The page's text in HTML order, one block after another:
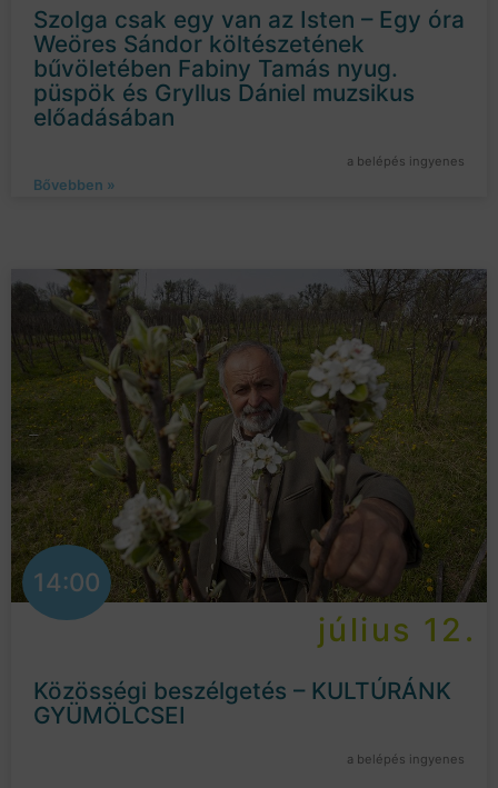
Szolga csak egy van az Isten – Egy óra
Weöres Sándor költészetének
bűvöletében Fabiny Tamás nyug.
püspök és Gryllus Dániel muzsikus
előadásában
a belépés ingyenes
Bővebben »
14:00
július 12.
Közösségi beszélgetés – KULTÚRÁNK
GYÜMÖLCSEI
a belépés ingyenes